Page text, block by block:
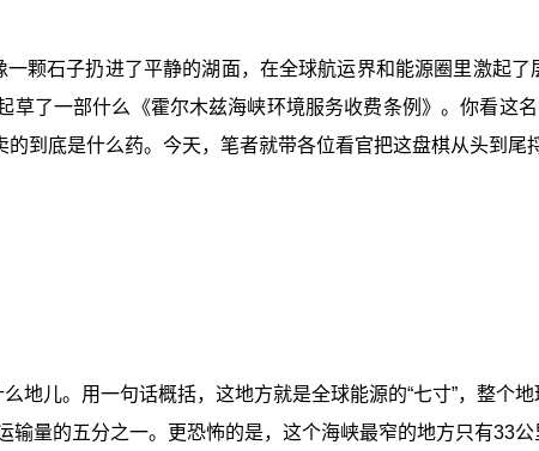
颗石子扔进了平静的湖面，在全球航运界和能源圈里激起了
了一部什么《霍尔木兹海峡环境服务收费条例》。你看这
到底是什么药。今天，笔者就带各位看官把这盘棋从头到尾
地儿。用一句话概括，这地方就是全球能源的“七寸”，整个
量的五分之一。更恐怖的是，这个海峡最窄的地方只有33